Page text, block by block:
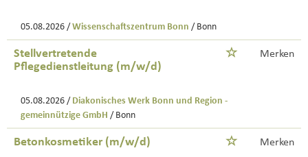
05.08.2026 / Wissenschaftszentrum Bonn / Bonn
Stellvertretende
Pflegedienstleitung (m/w/d)
Merken
05.08.2026 / Diakonisches Werk Bonn und Region -
gemeinnützige GmbH / Bonn
Betonkosmetiker (m/w/d) Merken